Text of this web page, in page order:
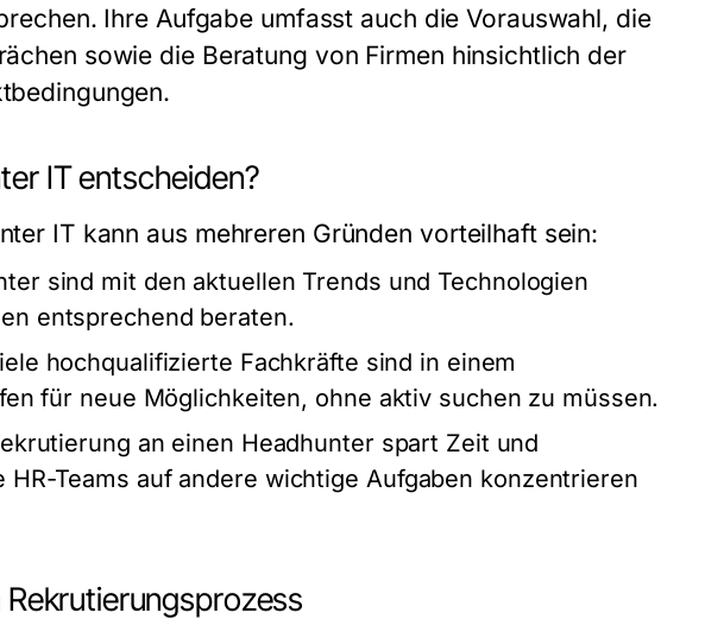
Ihre Aufgabe umfasst auch die Vorauswahl, die
sowie die Beratung von Firmen hinsichtlich der
IT entscheiden?
IT kann aus mehreren Gründen vorteilhaft sein:
sind mit den aktuellen Trends und Technologien
entsprechend beraten.
hochqualifizierte Fachkräfte sind in einem
für neue Möglichkeiten, ohne aktiv suchen zu müssen.
an einen Headhunter spart Zeit und
Teams auf andere wichtige Aufgaben konzentrieren